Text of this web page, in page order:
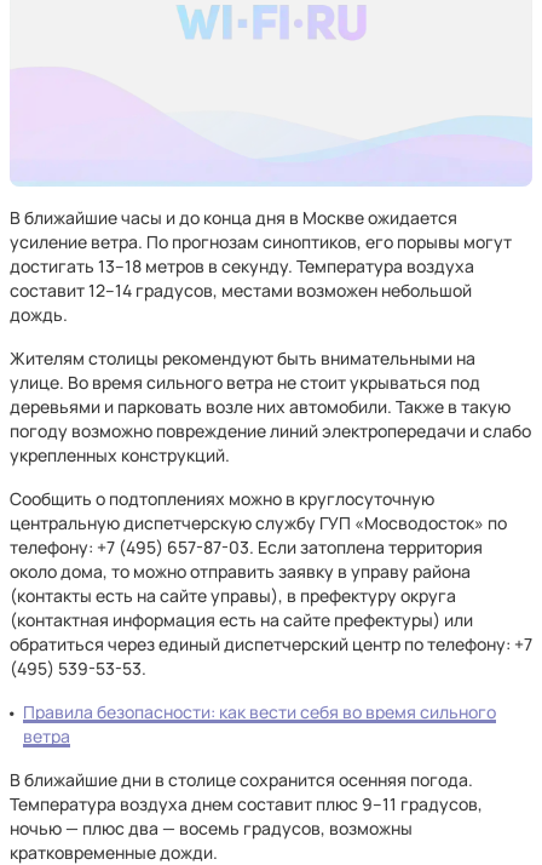
В ближайшие часы и до конца дня в Москве ожидается
усиление ветра. По прогнозам синоптиков, его порывы могут
достигать 13–18 метров в секунду. Температура воздуха
составит 12–14 градусов, местами возможен небольшой
дождь.
Жителям столицы рекомендуют быть внимательными на
улице. Во время сильного ветра не стоит укрываться под
деревьями и парковать возле них автомобили. Также в такую
погоду возможно повреждение линий электропередачи и слабо
укрепленных конструкций.
Сообщить о подтоплениях можно в круглосуточную
центральную диспетчерскую службу ГУП «Мосводосток» по
телефону: +7 (495) 657-87-03. Если затоплена территория
около дома, то можно отправить заявку в управу района
(контакты есть на сайте управы), в префектуру округа
(контактная информация есть на сайте префектуры) или
обратиться через единый диспетчерский центр по телефону: +7
(495) 539-53-53.
Правила безопасности: как вести себя во время сильного
ветра
В ближайшие дни в столице сохранится осенняя погода.
Температура воздуха днем составит плюс 9–11 градусов,
ночью — плюс два — восемь градусов, возможны
кратковременные дожди.